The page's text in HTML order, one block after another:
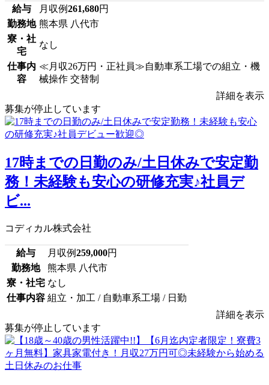
給与 月収例261,680円
勤務地 熊本県 八代市
寮・社
宅
なし
仕事内
容
≪月収26万円・正社員≫自動車系工場での組立・機
械操作 交替制
詳細を表示
募集が停止しています
17時までの日勤のみ/土日休みで安定勤
務！未経験も安心の研修充実♪社員デ
ビ...
コディカル株式会社
給与 月収例259,000円
勤務地
熊本県 八代市
寮・社宅 なし
仕事内容 組立・加工 / 自動車系工場 / 日勤
詳細を表示
募集が停止しています